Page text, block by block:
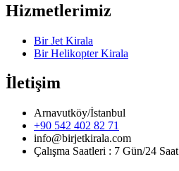
Hizmetlerimiz
Bir Jet Kirala
Bir Helikopter Kirala
İletişim
Arnavutköy/İstanbul
+90 542 402 82 71
info@birjetkirala.com
Çalışma Saatleri : 7 Gün/24 Saat